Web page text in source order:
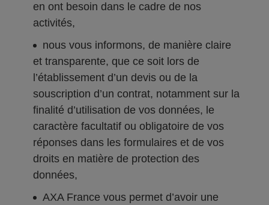
en ont besoin dans le cadre de nos
activités,
nous vous informons, de manière claire
et transparente, que ce soit lors de
l’établissement d’un devis ou de la
souscription d’un contrat, notamment sur la
finalité d’utilisation de vos données, le
caractère facultatif ou obligatoire de vos
réponses dans les formulaires et de vos
droits en matière de protection des
données,
AXA France vous permet d’avoir une